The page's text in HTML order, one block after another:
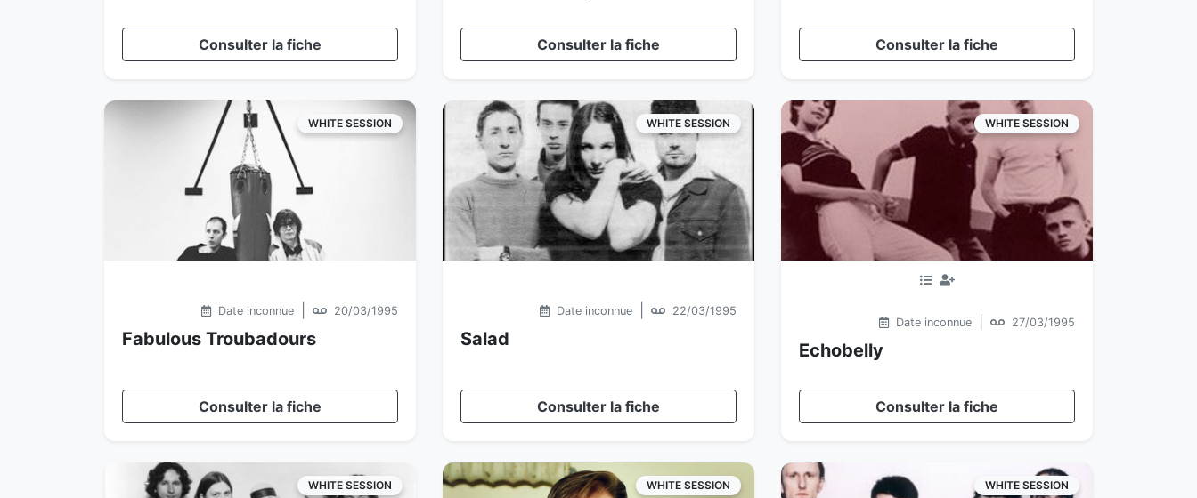
Consulter la fiche Consulter la fiche Consulter la fiche
WHITE SESSION
Date inconnue 20/03/1995
Fabulous Troubadours
Consulter la fiche
WHITE SESSION
Date inconnue 22/03/1995
Salad
Consulter la fiche
WHITE SESSION
Date inconnue 27/03/1995
Echobelly
Consulter la fiche
WHITE SESSION WHITE SESSION WHITE SESSION